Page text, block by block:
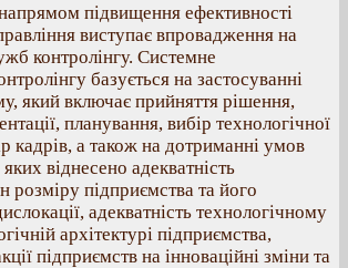
підвищення ефективності
виступає впровадження на
контролінгу. Системне
базується на застосуванні
який включає прийняття рішення,
планування, вибір технологічної
кадрів, а також на дотриманні умов
віднесено адекватність
розміру підприємства та його
адекватність технологічному
архітектурі підприємства,
підприємств на інноваційні зміни та